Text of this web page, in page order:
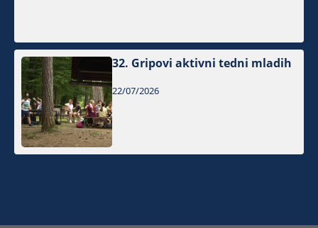
32. Gripovi aktivni tedni mladih
22/07/2026